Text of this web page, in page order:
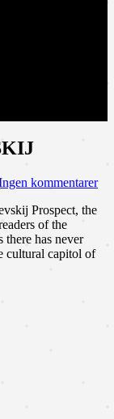
kommentarer
Prospect, the
of the
has never
cultural capitol of